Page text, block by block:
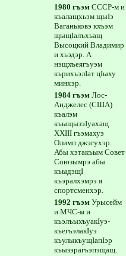
1980 гъэм СССР-м и
къалащхьэм щыIэ
Ваганьковэ кхъэм
щыщIалъхьащ
Высоцкий Владимир
и хьэдэр. А
нэщхъеягъуэм
кърихьэлIат цIыху
минхэр.
1984 гъэм Лос-
Анджелес (США)
къалэм
къыщызэIуахащ
ХХIII гъэмахуэ
Олимп джэгухэр.
Абы хэтакъым Совет
Союзымрэ абы
къыдэщI
къэралхэмрэ я
спортсменхэр.
1992 гъэм Урысейм
и МЧС-м и
къэлъыхъуакIуэ-
къегъэлакIуэ
къулыкъущIапIэр
къызэрагъэпэщащ.